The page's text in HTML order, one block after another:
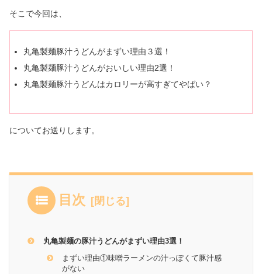
そこで今回は、
丸亀製麺豚汁うどんがまずい理由３選！
丸亀製麺豚汁うどんがおいしい理由2選！
丸亀製麺豚汁うどんはカロリーが高すぎてやばい？
についてお送りします。
目次
丸亀製麺の豚汁うどんがまずい理由3選！
まずい理由①味噌ラーメンの汁っぽくて豚汁感
がない